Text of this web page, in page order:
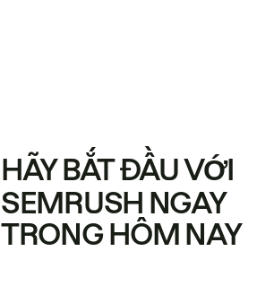
HÃY BẮT ĐẦU VỚI
SEMRUSH NGAY
TRONG HÔM NAY